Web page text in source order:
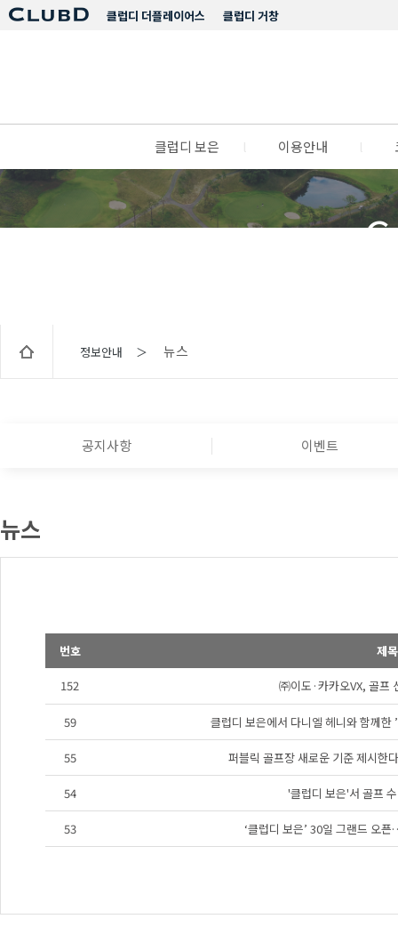
클럽디 거창
클럽디 더플레이어스
클럽디 보은 이용안내
정보안내 ＞ 뉴스
공지사항 이벤트
뉴스
번호 제목
152 ㈜이도·카카오VX, 골프
59 클럽디 보은에서 다니엘 헤니와 함께한
55 퍼블릭 골프장 새로운 기준 제시한
54 '클럽디 보은'서 골프
53 ‘클럽디 보은’ 30일 그랜드 오